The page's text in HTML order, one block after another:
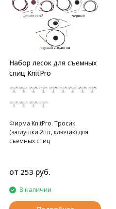
Набор лесок для съемных
спиц KnitPro
Фирма KnitPro. Тросик
(заглушки 2шт, ключик) для
съемных спиц
от 253 руб.
В наличии